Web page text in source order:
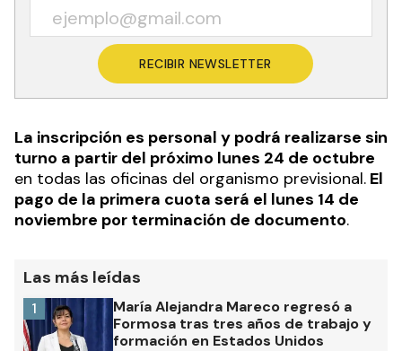
RECIBIR NEWSLETTER
La inscripción es personal y podrá realizarse sin
turno a partir del próximo lunes 24 de octubre
en todas las oficinas del organismo previsional. El
pago de la primera cuota será el lunes 14 de
noviembre por terminación de documento.
Las más leídas
María Alejandra Mareco regresó a
Formosa tras tres años de trabajo y
formación en Estados Unidos
1